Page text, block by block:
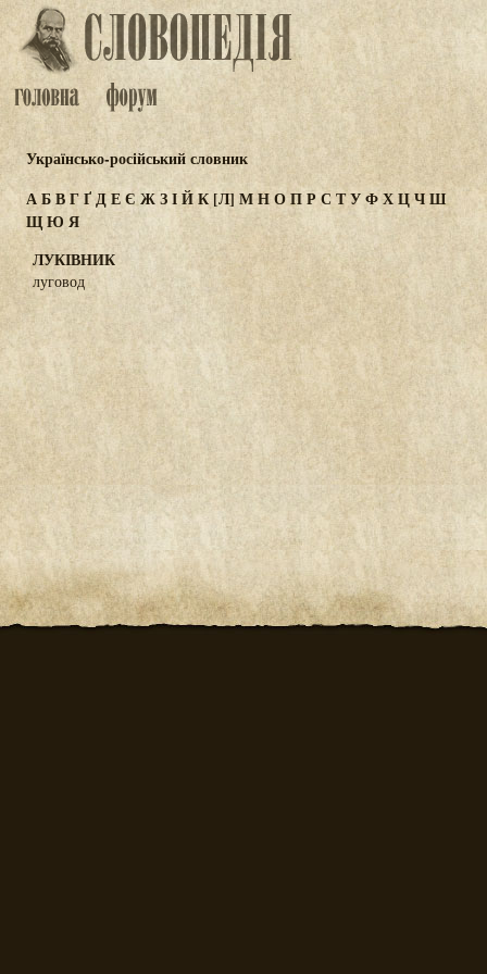
Українсько-російський словник
АБВГҐДЕЄ ЖЗІЙК [Л] МНОПР С ТУФХЦЧШ
ЩЮ Я
ЛУКІВНИК
луговод